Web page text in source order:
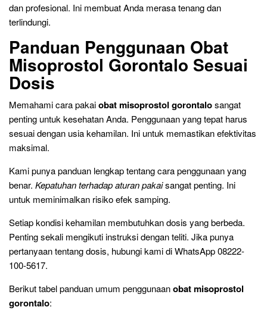
dan profesional. Ini membuat Anda merasa tenang dan
terlindungi.
Panduan Penggunaan Obat
Misoprostol Gorontalo Sesuai
Dosis
Memahami cara pakaiobat misoprostol gorontalosangat
penting untuk kesehatan Anda. Penggunaan yang tepat harus
sesuai dengan usia kehamilan. Ini untuk memastikan efektivitas
maksimal.
Kami punya panduan lengkap tentang cara penggunaan yang
benar. Kepatuhan terhadap aturan pakaisangat penting. Ini
untuk meminimalkan risiko efek samping.
Setiap kondisi kehamilan membutuhkan dosis yang berbeda.
Penting sekali mengikuti instruksi dengan teliti. Jika punya
pertanyaan tentang dosis, hubungi kami di WhatsApp 08222-
100-5617.
Berikut tabel panduan umum penggunaanobat misoprostol
gorontalo: